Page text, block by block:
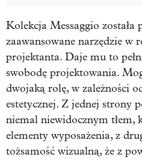
Kolekcja Messaggio została
zaawansowane narzędzie w
projektanta. Daje mu to
swobodę projektowania.
dwojaką rolę, w zależności
estetycznej. Z jednej strony
niemal niewidocznym tłem,
elementy wyposażenia, z
tożsamość wizualną, że z